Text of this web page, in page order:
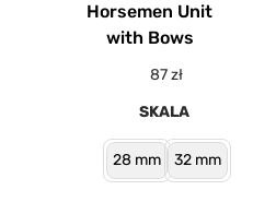
Horsemen Unit
with Bows
87zł
SKALA
28 mm 32 mm